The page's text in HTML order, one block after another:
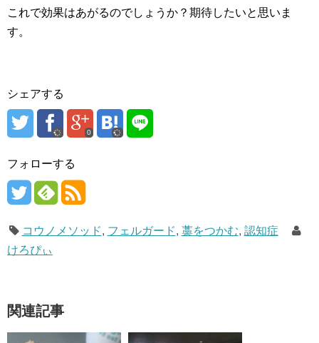
これで効果はあがるのでしょうか？期待したいと思いま
す。
シェアする
0
フォローする
コウノメソッド, フェルガード, 藁をつかむ, 認知症
けろぴぃ
関連記事